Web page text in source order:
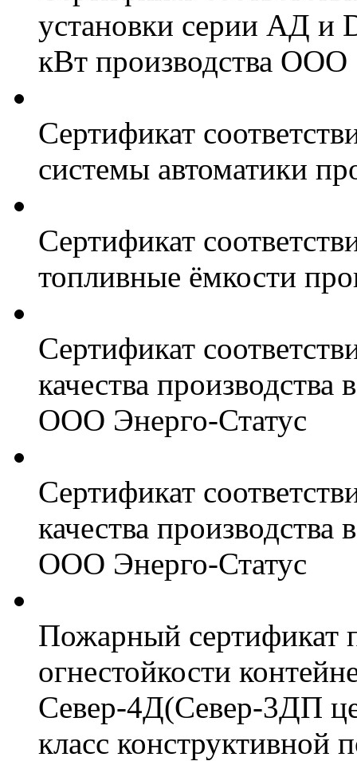
установки серии АД и
кВт производства ООО
Сертификат
системы автоматики
Сертификат
топливные ёмкости
Сертификат
качества
ООО Энерго-Статус
Сертификат
качества
ООО Энерго-Статус
Пожарный сертификат
огнестойкости
Север-4Д(Север-3ДП
класс конструктивной